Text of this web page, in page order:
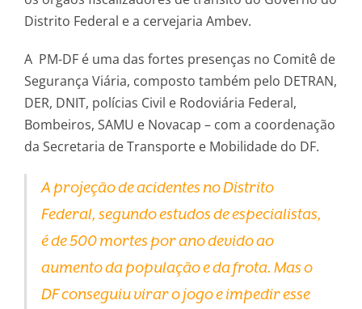
Distrito Federal e a cervejaria Ambev.
A PM-DF é uma das fortes presenças no Comitê de
Segurança Viária, composto também pelo DETRAN,
DER, DNIT, polícias Civil e Rodoviária Federal,
Bombeiros, SAMU e Novacap – com a coordenação
da Secretaria de Transporte e Mobilidade do DF.
A projeção de acidentes no Distrito
Federal, segundo estudos de especialistas,
é de 500 mortes por ano devido ao
aumento da população e da frota. Mas o
DF conseguiu virar o jogo e impedir esse